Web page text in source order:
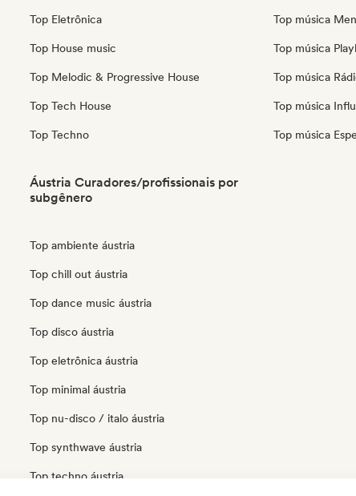
Top Eletrônica
Top House music
Top Melodic & Progressive House
Top Tech House
Top Techno
Top música
Top música
Top música
Top música
Top música
Áustria Curadores/profissionais por
subgênero
Top ambiente áustria
Top chill out áustria
Top dance music áustria
Top disco áustria
Top eletrônica áustria
Top minimal áustria
Top nu-disco / italo áustria
Top synthwave áustria
Top techno áustria